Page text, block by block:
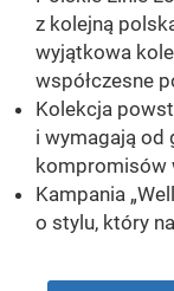
z kolejną
wyjątkowa
współczesne
Kolekcja
i wymagają od
kompromisów
Kampania
o stylu, który